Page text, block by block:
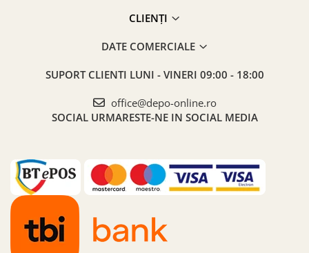
CLIENȚI
DATE COMERCIALE
SUPORT CLIENTI LUNI - VINERI 09:00 - 18:00
office@depo-online.ro
SOCIAL URMARESTE-NE IN SOCIAL MEDIA